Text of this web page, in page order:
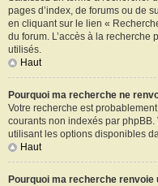
pages d’index, de forums ou de
en cliquant sur le lien «
du forum. L’accès à la
utilisés.
Haut
Pourquoi ma recherche ne
Votre recherche est
courants non indexés par
utilisant les options disponibles
Haut
Pourquoi ma recherche renvoie